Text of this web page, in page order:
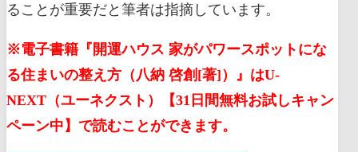
ることが重要だと筆者は指摘しています。
※電子書籍『開運ハウス 家がパワースポットにな
る住まいの整え方（八納 啓創[著]）』はU-
NEXT（ユーネクスト）【31日間無料お試しキャン
ペーン中】で読むことができます。